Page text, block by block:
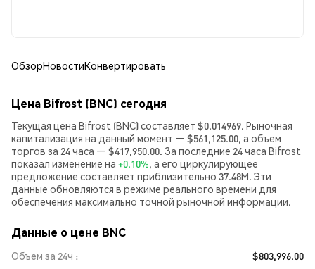
ОбзорНовостиКонвертировать
Цена Bifrost (BNC) сегодня
Текущая цена Bifrost (BNC) составляет $0.014969. Рыночная
капитализация на данный момент — $561,125.00, а объем
торгов за 24 часа — $417,950.00. За последние 24 часа Bifrost
показал изменение на +0.10%, а его циркулирующее
предложение составляет приблизительно 37.48M. Эти
данные обновляются в режиме реального времени для
обеспечения максимально точной рыночной информации.
Данные о цене BNC
Объем за 24ч
$803,996.00